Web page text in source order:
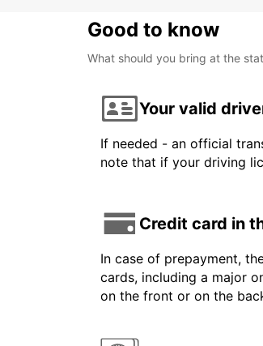
Good to know
What should you bring at the
Your valid
If needed - an official
note that if your driving
Credit card in
In case of prepayment,
cards, including a major
on the front or on the